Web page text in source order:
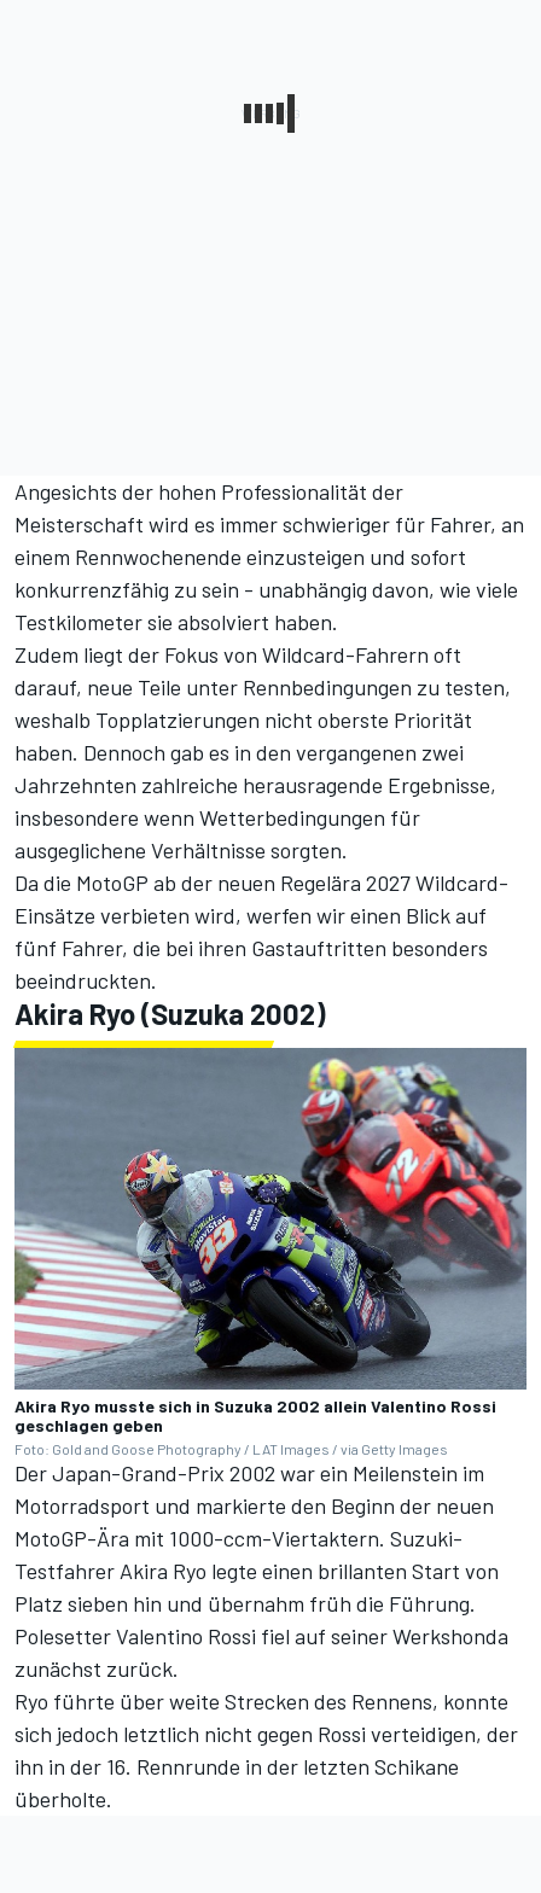
Angesichts der hohen Professionalität der
Meisterschaft wird es immer schwieriger für Fahrer, an
einem Rennwochenende einzusteigen und sofort
konkurrenzfähig zu sein - unabhängig davon, wie viele
Testkilometer sie absolviert haben.
Zudem liegt der Fokus von Wildcard-Fahrern oft
darauf, neue Teile unter Rennbedingungen zu testen,
weshalb Topplatzierungen nicht oberste Priorität
haben. Dennoch gab es in den vergangenen zwei
Jahrzehnten zahlreiche herausragende Ergebnisse,
insbesondere wenn Wetterbedingungen für
ausgeglichene Verhältnisse sorgten.
Da die MotoGP ab der neuen Regelära 2027Wildcard-
Einsätze verbieten wird, werfen wir einen Blick auf
fünf Fahrer, die bei ihren Gastauftritten besonders
beeindruckten.
Akira Ryo (Suzuka 2002)
Akira Ryo musste sich in Suzuka 2002 allein Valentino Rossi
geschlagen geben
Foto: Gold and Goose Photography / LAT Images / via Getty Images
Der Japan-Grand-Prix 2002 war ein Meilenstein im
Motorradsport und markierte den Beginn der neuen
MotoGP-Ära mit 1000-ccm-Viertaktern. Suzuki-
Testfahrer Akira Ryo legte einen brillanten Start von
Platz sieben hin und übernahm früh die Führung.
Polesetter Valentino Rossi fiel auf seiner Werkshonda
zunächst zurück.
Ryo führte über weite Strecken des Rennens, konnte
sich jedoch letztlich nicht gegen Rossi verteidigen, der
ihn in der 16. Rennrunde in der letzten Schikane
überholte.